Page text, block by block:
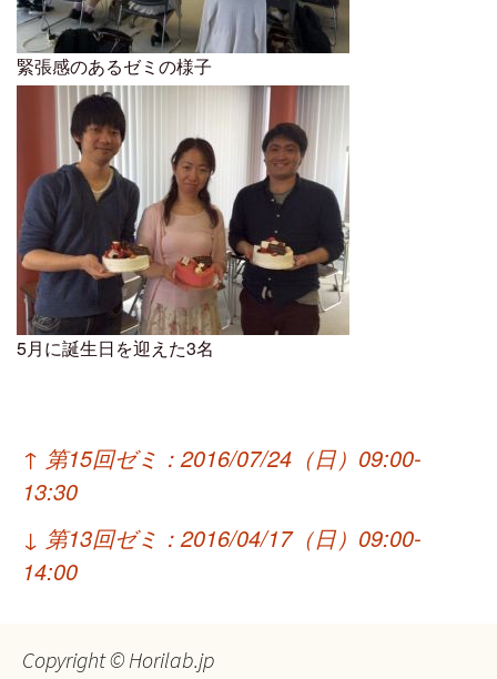
緊張感のあるゼミの様子
5月に誕生日を迎えた3名
投
稿
ナ
ビ
ー
↑ 第15回ゼミ：2016/07/24（日）09:00-
13:30
↓ 第13回ゼミ：2016/04/17（日）09:00-
14:00
Copyright © Horilab.jp